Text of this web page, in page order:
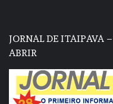
JORNAL DE ITAIPAVA
ABRIR